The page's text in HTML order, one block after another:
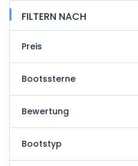
FILTERN NACH
Preis
Bootssterne
Bewertung
Bootstyp